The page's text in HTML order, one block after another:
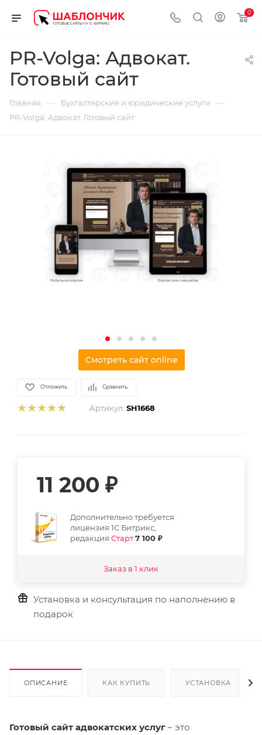
0
PR-Volga: Адвокат.
Готовый сайт
Главная — Бухгалтерские и юридические услуги —
PR-Volga: Адвокат. Готовый сайт
Смотреть сайт online
Отложить Сравнить
Артикул: SH1668
11 200 ₽
Дополнительно требуется
лицензия 1С Битрикс,
редакция Старт7 100 ₽
Заказ в 1 клик
Установка и консультация по наполнению в
подарок
ОПИСАНИЕ КАК КУПИТЬ УСТАНОВКА
Готовый сайт адвокатских услуг – это